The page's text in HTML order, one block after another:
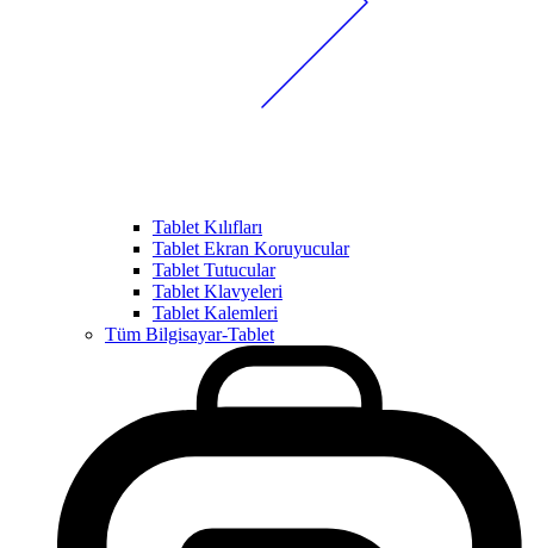
Tablet Kılıfları
Tablet Ekran Koruyucular
Tablet Tutucular
Tablet Klavyeleri
Tablet Kalemleri
Tüm Bilgisayar-Tablet